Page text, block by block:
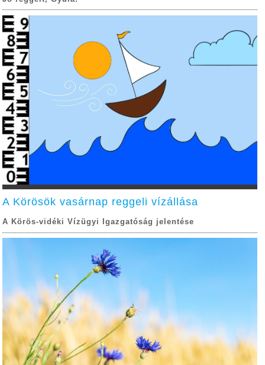
A Körösök vasárnap reggeli vízállása
A Körös-vidéki Vízügyi Igazgatóság jelentése